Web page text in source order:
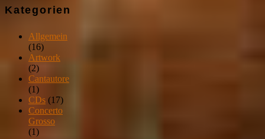
Kategorien
Allgemein
(16)
Artwork
(2)
Cantautore
(1)
CDs (17)
Concerto
Grosso
(1)